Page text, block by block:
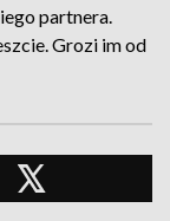
partnera.
Grozi im od